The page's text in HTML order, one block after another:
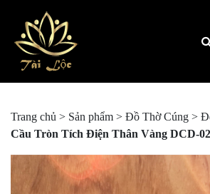
Trang chủ > Sản phẩm > Đồ Thờ Cúng >
Cầu Tròn Tích Điện Thân Vàng DCD-